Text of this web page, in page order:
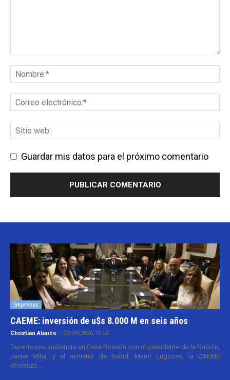
Guardar mis datos para el próximo comentario
Empresas
CAEME: inversión de u$s 8.000 M en seis años
Christian Atance - 29/05/2026 15:00
Durante una audiencia en Casa Rosada con el presidente de la Nación,
Javier Milei, y el ministro de Salud, Mario Lugones, la CAEME
oficializó...